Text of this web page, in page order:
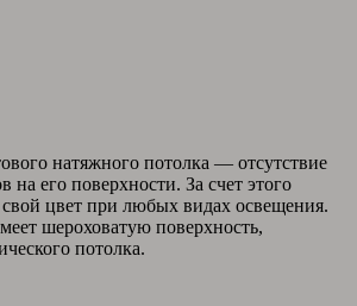
натяжного потолка — отсутствие
на его поверхности. За счет этого
свой цвет при любых видах освещения.
шероховатую поверхность,
потолка.